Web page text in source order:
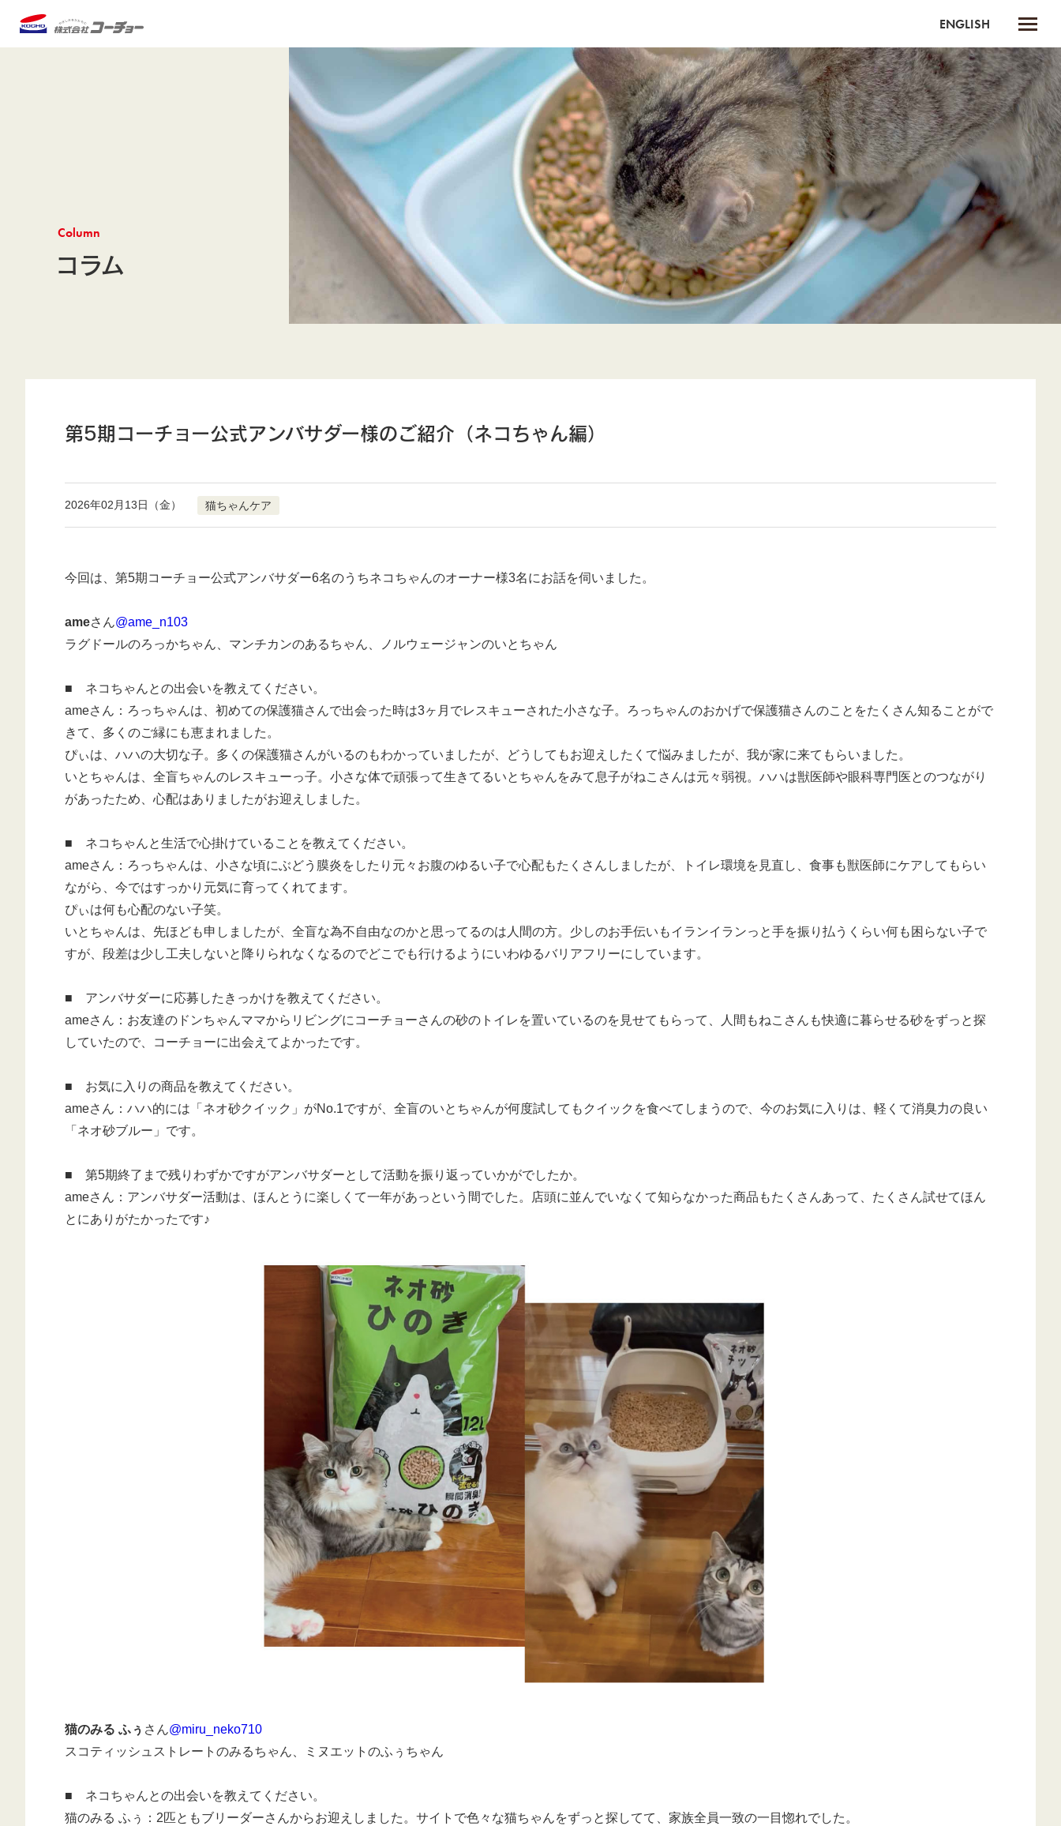
ENGLISH
Column
コラム
第5期コーチョー公式アンバサダー様のご紹介（ネコちゃん編）
2026年02月13日（金） 猫ちゃんケア
今回は、第5期コーチョー公式アンバサダー6名のうちネコちゃんのオーナー様3名にお話を伺いました。
ameさん@ame_n103
ラグドールのろっかちゃん、 マンチカンのあるちゃん、 ノルウェージャンのいとちゃん
■ ネコちゃんとの出会いを教えてください。
ameさん：ろっちゃんは、初めての保護猫さんで出会った時は3ヶ月でレスキューされた小さな子。ろっちゃんのおかげで保護猫さんのことをたくさん知ることがで
きて、多くのご縁にも恵まれました。
ぴぃは、ハハの大切な子。多くの保護猫さんがいるのもわかっていましたが、どうしてもお迎えしたくて悩みましたが、我が家に来てもらいました。
いとちゃんは、全盲ちゃんのレスキューっ子。小さな体で頑張って生きてるいとちゃんをみて息子がねこさんは元々弱視。ハハは獣医師や眼科専門医とのつながり
があったため、心配はありましたがお迎えしました。
■ ネコちゃんと生活で心掛けていることを教えてください。
ameさん：ろっちゃんは、小さな頃にぶどう膜炎をしたり元々お腹のゆるい子で心配もたくさんしましたが、トイレ環境を見直し、食事も獣医師にケアしてもらい
ながら、今ではすっかり元気に育ってくれてます。
ぴぃは何も心配のない子笑。
いとちゃんは、先ほども申しましたが、全盲な為不自由なのかと思ってるのは人間の方。少しのお手伝いもイランイランっと手を振り払うくらい何も困らない子で
すが、段差は少し工夫しないと降りられなくなるのでどこでも行けるようにいわゆるバリアフリーにしています。
■ アンバサダーに応募したきっかけを教えてください。
ameさん：お友達のドンちゃんママからリビングにコーチョーさんの砂のトイレを置いているのを見せてもらって、人間もねこさんも快適に暮らせる砂をずっと探
していたので、コーチョーに出会えてよかったです。
■ お気に入りの商品を教えてください。
ameさん：ハハ的には「ネオ砂クイック」がNo.1ですが、全盲のいとちゃんが何度試してもクイックを食べてしまうので、今のお気に入りは、軽くて消臭力の良い
「ネオ砂ブルー」です。
■ 第5期終了まで残りわずかですがアンバサダーとして活動を振り返っていかがでしたか。
ameさん： アンバサダー活動は、ほんとうに楽しくて一年があっという間でした。店頭に並んでいなくて知らなかった商品もたくさんあって、たくさん試せてほん
とにありがたかったです♪
猫のみる ふぅ さん@miru_neko710
スコティッシュストレートのみるちゃん、ミヌエットのふぅちゃん
■ ネコちゃんとの出会いを教えてください。
猫のみる ふぅ：2匹ともブリーダーさんからお迎えしました。サイトで色々な猫ちゃんをずっと探してて、家族全員一致の一目惚れでした。